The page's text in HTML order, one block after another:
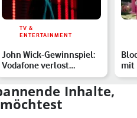
TV &
ENTERTAINMENT
John Wick-Gewinnspiel:
Vodafone verlost
Fanpakete zum Start von
K…
mit
Inhalte,